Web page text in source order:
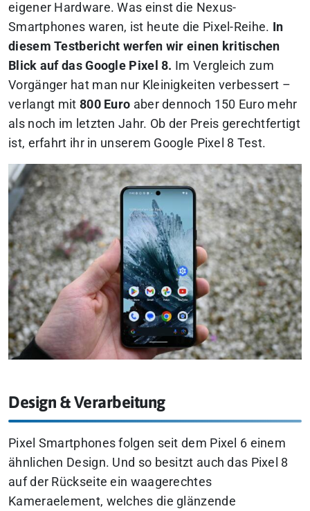
eigener Hardware. Was einst die Nexus-
Smartphones waren, ist heute die Pixel-Reihe. In
diesem Testbericht werfen wir einen kritischen
Blick auf das Google Pixel 8. Im Vergleich zum
Vorgänger hat man nur Kleinigkeiten verbessert –
verlangt mit 800 Euro aber dennoch 150 Euro mehr
als noch im letzten Jahr. Ob der Preis gerechtfertigt
ist, erfahrt ihr in unserem Google Pixel 8 Test.
Design & Verarbeitung
Pixel Smartphones folgen seit dem Pixel 6 einem
ähnlichen Design. Und so besitzt auch das Pixel 8
auf der Rückseite ein waagerechtes
Kameraelement, welches die glänzende